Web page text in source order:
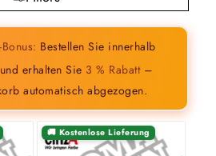
Bestellen Sie innerhalb
und erhalten Sie 3 % Rabatt –
automatisch abgezogen.
🚚 Kostenlose Lieferung